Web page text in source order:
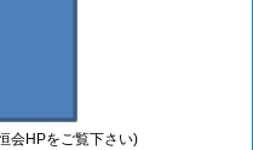
会HPをご覧下さい)